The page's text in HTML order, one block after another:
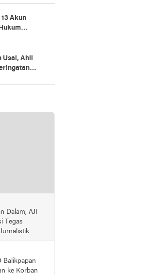
Akun
Usai, Ahli
Dalam, AJI
Tegas
Balikpapan
ke Korban